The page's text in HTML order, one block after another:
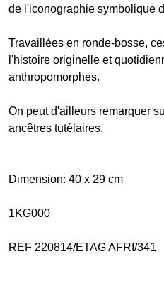
de l'iconographie symbolique
Travaillées en ronde-bosse,
l'histoire originelle et
anthropomorphes.
On peut d'ailleurs remarquer
ancêtres tutélaires.
Dimension: 40 x 29 cm
1KG000
REF 220814/ETAG AFRI/341